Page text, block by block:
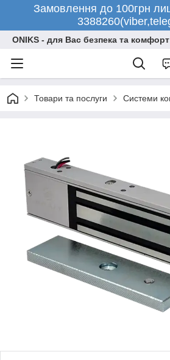
Замовлення до 100грн
ONIKS - для Вас безпека та комфорт
Товари та послуги Системи